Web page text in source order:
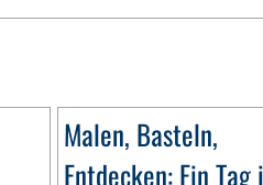
Malen, Basteln,
Entdecken: Ein Tag